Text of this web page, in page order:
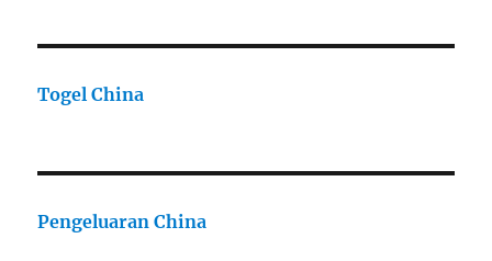
Togel China
Pengeluaran China